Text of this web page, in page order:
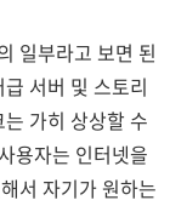
일부라고 보면 된
서버 및 스토리
가히 상상할 수
용자는 인터넷을
서 자기가 원하는